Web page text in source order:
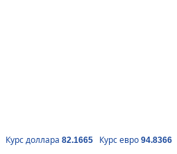
Курс доллара 82.1665 Курс евро 94.8366